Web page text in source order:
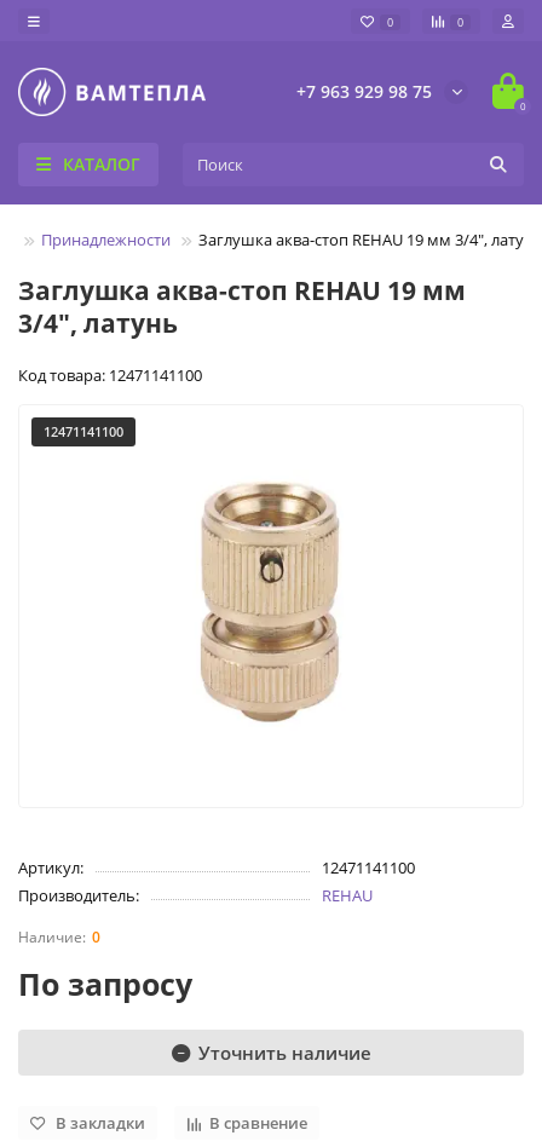
0 0
+7 963 929 98 75
0
КАТАЛОГ
Принадлежности Заглушка аква-стоп REHAU 19 мм 3/4", латунь
Заглушка аква-стоп REHAU 19 мм
3/4", латунь
Код товара: 12471141100
12471141100
Артикул:
12471141100
Производитель:
REHAU
0
По запросу
Уточнить наличие
В закладки В сравнение